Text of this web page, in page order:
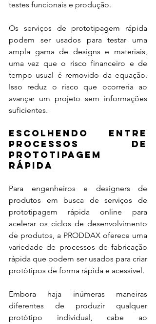
testes funcionais e produção.
Os serviços de prototipagem rápida
podem ser usados para testar uma
ampla gama de designs e materiais,
uma vez que o risco financeiro e de
tempo usual é removido da equação.
Isso reduz o risco que ocorreria ao
avançar um projeto sem informações
suficientes.
Escolhendo Entre
Processos de
Prototipagem
Rápida
Para engenheiros e designers de
produtos em busca de serviços de
prototipagem rápida online para
acelerar os ciclos de desenvolvimento
de produtos, a PRODDAX oferece uma
variedade de processos de fabricação
rápida que podem ser usados para criar
protótipos de forma rápida e acessível.
Embora haja inúmeras maneiras
diferentes de produzir qualquer
protótipo individual, cabe ao